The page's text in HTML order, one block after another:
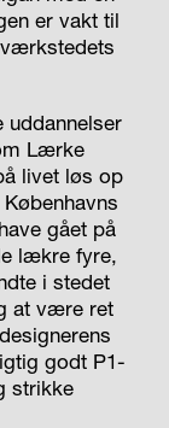
er vakt til
Lærke
livet løs op
gået på
lækre fyre,
i stedet
at være ret
godt P1-
strikke